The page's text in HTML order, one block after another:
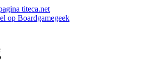
titeca.net
op Boardgamegeek